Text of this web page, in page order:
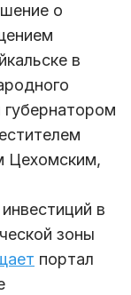
о
в
Цехомским,
в
зоны
портал